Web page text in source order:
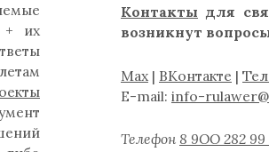
+ их
Контакты для
возникнут
Max | ВКонтакте |
E-mail: info-
Телефон 8 9ОО 282 99